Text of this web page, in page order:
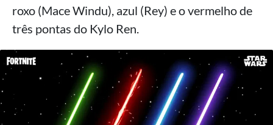
roxo (Mace Windu), azul (Rey) e o vermelho de
três pontas do Kylo Ren.